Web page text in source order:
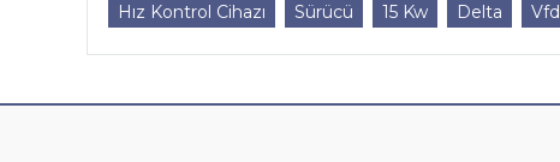
Hız Kontrol Cihazı Sürücü 15 Kw Delta Vfd